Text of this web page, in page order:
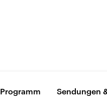
Programm Sendungen